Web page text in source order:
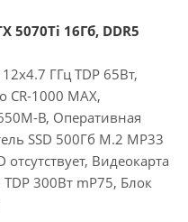
5070Ti 16Гб, DDR5
ГГц TDP 65Вт,
CR-1000 MAX,
B, Оперативная
SSD 500Гб M.2 MP33
Видеокарта
TDP 300Вт mP75, Блок